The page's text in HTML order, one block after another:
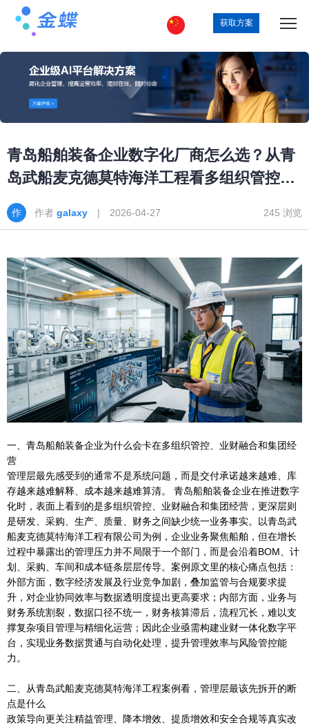
获取方案
青岛船舶装备企业数字化厂商怎么选？从青
岛武船麦克德莫特海洋工程看多组织管控、
业财融合和集团经营
作者 galaxy | 2026-04-27 245 浏览
一、青岛船舶装备企业为什么会卡在多组织管控、业财融合和集团经
营
管理层最先感受到的通常不是系统问题，而是交付承诺越来越难、库
存越来越难解释、成本越来越难算清。 青岛船舶装备企业在推进数字
化时，表面上看到的是多组织管控、业财融合和集团经营，更深层则
是研发、采购、生产、质量、财务之间缺少统一业务事实。以青岛武
船麦克德莫特海洋工程有限公司为例，企业业务聚焦船舶，但在增长
过程中暴露出的管理压力并不局限于一个部门，而是会沿着BOM、计
划、采购、车间和成本链条层层传导。案例原文里的核心痛点包括：
外部方面，数字经济发展及行业竞争加剧，叠加监管与合规要求提
升，对企业协同效率与数据透明度提出更高要求；内部方面，业务与
财务系统割裂，数据口径不统一，财务核算滞后，流程冗长，难以支
撑复杂项目管理与精细化运营；因此企业亟需构建业财一体化数字平
台，实现业务数据贯通与自动化处理，提升管理效率与风险管控能
力。
二、从青岛武船麦克德莫特海洋工程案例看，管理层最该先拆开的断
点是什么
政策导向更关注精益管理、降本增效、提质增效和安全合规等真实改